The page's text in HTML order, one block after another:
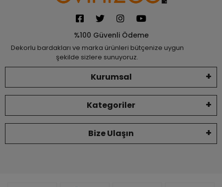
%100 Güvenli Ödeme
Dekorlu bardakları ve marka ürünleri bütçenize uygun
şekilde sizlere sunuyoruz.
Kurumsal
Kategoriler
Bize Ulaşın